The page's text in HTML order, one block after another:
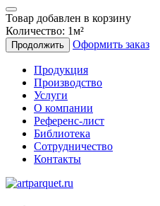
Товар добавлен в корзину
Количество: 1м²
Продолжить Оформить заказ
Продукция
Производство
Услуги
О компании
Референс-лист
Библиотека
Сотрудничество
Контакты